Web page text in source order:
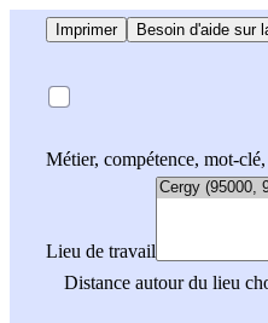
Imprimer Besoin d'aide sur
Métier, compétence, mot-
Lieu de travail
Distance autour du lieu